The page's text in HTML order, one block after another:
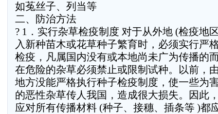
如菟丝子、列当等
二、防治方法
? 1．实行杂草检疫制度 对于从外地 (检疫地
入新种苗木或花草种子繁育时，必须实行严
检疫，凡属国内没有或本地尚未广为传播的
在危险的杂草必须禁止或限制试种。以前，
地方没能严格执行种子检疫制度，使一些为
的恶性杂草传人我国，造成很大损失。因此
应对所有传播材料 (种子、接穗、插条等 )都